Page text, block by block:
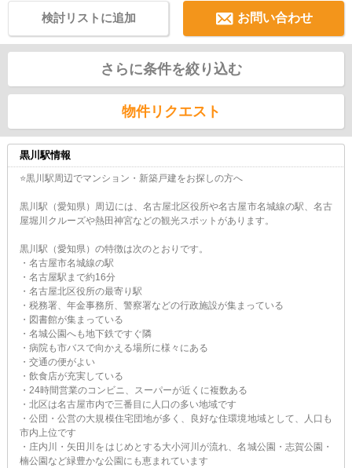
お問い合わせ
検討リストに追加
さらに条件を絞り込む
物件リクエスト
黒川駅情報
⭐黒川駅周辺でマンション・新築戸建をお探しの方へ
黒川駅（愛知県）周辺には、名古屋北区役所や名古屋市名城線の駅、名古
屋堀川クルーズや熱田神宮などの観光スポットがあります。
黒川駅（愛知県）の特徴は次のとおりです。
・名古屋市名城線の駅
・名古屋駅まで約16分
・名古屋北区役所の最寄り駅
・税務署、年金事務所、警察署などの行政施設が集まっている
・図書館が集まっている
・名城公園へも地下鉄ですぐ隣
・病院も市バスで向かえる場所に様々にある
・交通の便がよい
・飲食店が充実している
・24時間営業のコンビニ、スーパーが近くに複数ある
・北区は名古屋市内で三番目に人口の多い地域です
・公団・公営の大規模住宅団地が多く、良好な住環境地域として、人口も
市内上位です
・庄内川・矢田川をはじめとする大小河川が流れ、名城公園・志賀公園・
楠公園など緑豊かな公園にも恵まれています